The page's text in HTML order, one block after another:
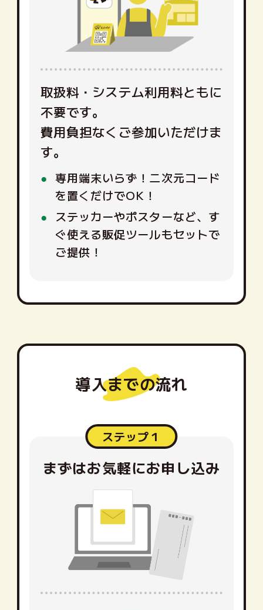
取扱料・システム利用料ともに
不要です。
費用負担なくご参加いただけま
す。
専用端末いらず！二次元コード
を置くだけでOK！
ステッカーやポスターなど、す
ぐ使える販促ツールもセットで
ご提供！
導入までの流れ
ステップ１
まずはお気軽にお申し込み